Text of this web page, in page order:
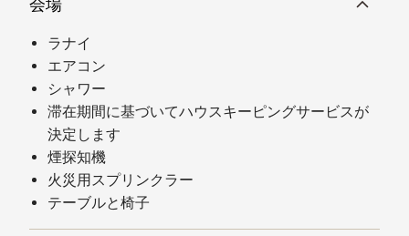
会場
ラナイ
エアコン
シャワー
滞在期間に基づいてハウスキーピングサービスが
決定します
煙探知機
火災用スプリンクラー
テーブルと椅子